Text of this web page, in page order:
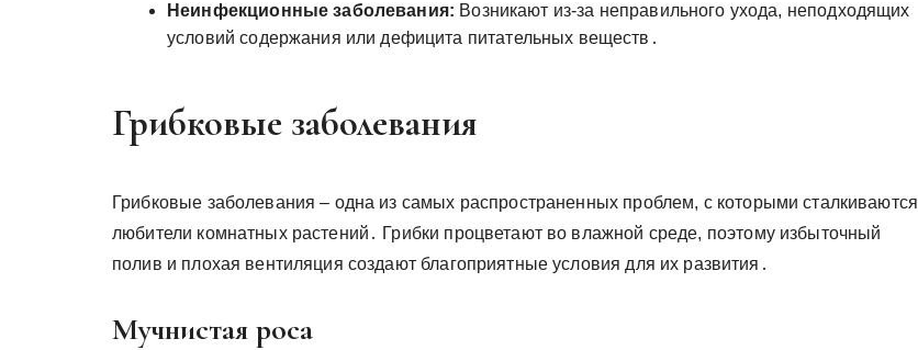
Неинфекционные заболевания: Возникают из-за неправильного ухода, неподходящих
условий содержания или дефицита питательных веществ․
Грибковые заболевания
Грибковые заболевания – одна из самых распространенных проблем, с которыми сталкиваются
любители комнатных растений․ Грибки процветают во влажной среде, поэтому избыточный
полив и плохая вентиляция создают благоприятные условия для их развития․
Мучнистая роса